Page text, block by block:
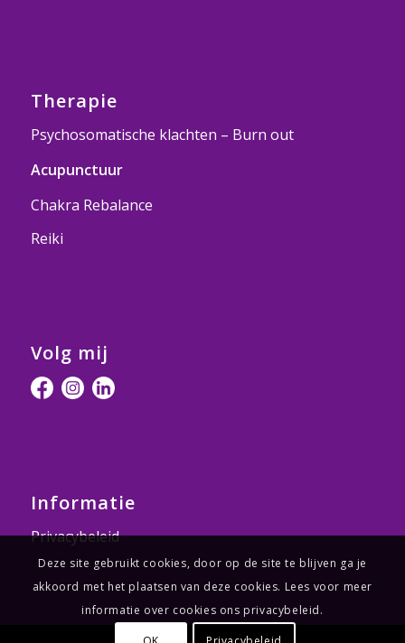
Therapie
Psychosomatische klachten – Burn out
Acupunctuur
Chakra Rebalance
Reiki
Volg mij
Informatie
Privacybeleid
Deze site gebruikt cookies, door op de site te blijven ga je
akkoord met het plaatsen van deze cookies. Lees voor meer
informatie over cookies ons privacybeleid.